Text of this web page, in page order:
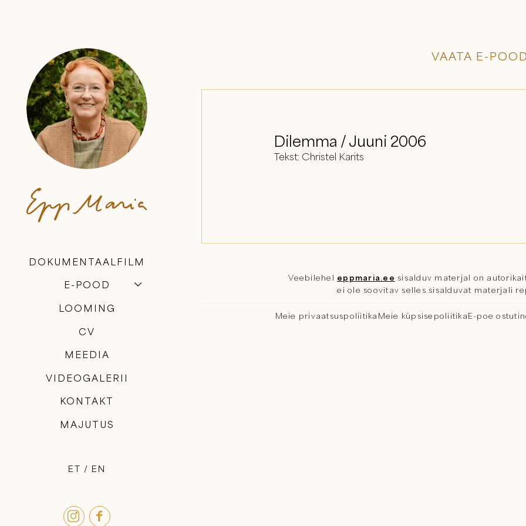
ET EN
 
DOKUMENTAALFILM
E-POOD
LOOMING
CV
MEEDIA
VIDEOGALERII
KONTAKT
MAJUTUS
VAATA E-
Dilemma / Juuni 2006
Tekst: Christel Karits
Veebilehel eppmaria.ee sisalduv materjal on
ei ole soovitav selles sisalduvat materjali
Meie privaatsuspoliitika Meie küpsisepoliitikaE-poe